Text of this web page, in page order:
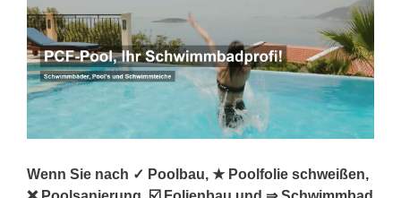
Wenn Sie nach ✓ Poolbau, ★ Poolfolie schweißen,